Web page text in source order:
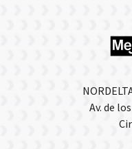
Av. de